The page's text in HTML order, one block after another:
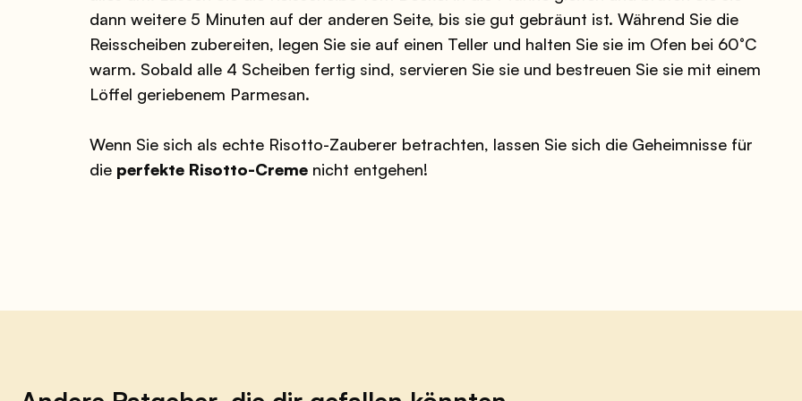
dann weitere 5 Minuten auf der anderen Seite, bis sie gut gebräunt ist. Während Sie die
Reisscheiben zubereiten, legen Sie sie auf einen Teller und halten Sie sie im Ofen bei 60°C
warm. Sobald alle 4 Scheiben fertig sind, servieren Sie sie und bestreuen Sie sie mit einem
Löffel geriebenem Parmesan.
Wenn Sie sich als echte Risotto-Zauberer betrachten, lassen Sie sich die Geheimnisse für
die perfekte Risotto-Cremenicht entgehen!